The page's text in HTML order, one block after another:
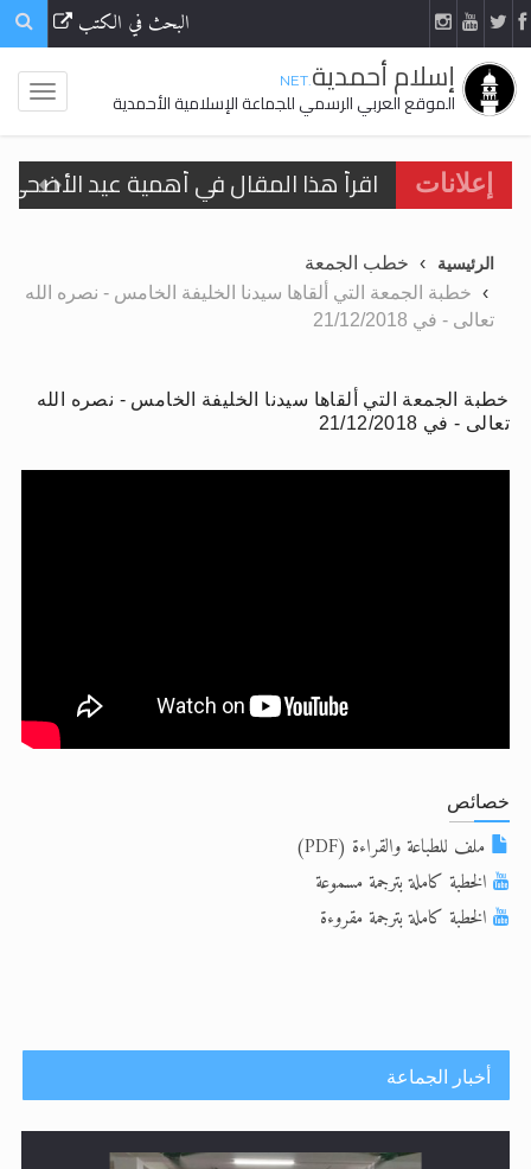
البحث في الكتب
إسلام أحمدية.NET
الموقع العربي الرسمي للجماعة الإسلامية الأحمدية
إعلانات
اقرأ هذا المقال في أهمية عيد
الحجّ.. دلالات، حِكم، وأهداف >> المزيد
تعميم هامّ لأفراد الجماعة >> المزيد
تعميم هامّ لأفراد الجماعة >> المزيد
اقرأ هذا الكتاب وتعرّف على حقيقة
الرئيسية
خطب الجمعة
خطبة الجمعة التي ألقاها سيدنا الخليفة الخامس - نصره الله
تعالى - في 21/12/2018
خطبة الجمعة التي ألقاها سيدنا الخليفة الخامس - نصره الله
تعالى - في 21/12/2018
خصائص
ملف للطباعة والقراءة (PDF)
الخطبة كاملة بترجمة مسموعة
الخطبة كاملة بترجمة مقروءة
أخبار الجماعة